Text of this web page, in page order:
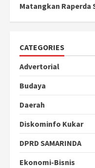
Matangkan Raperda
CATEGORIES
Advertorial
Budaya
Daerah
Diskominfo Kukar
DPRD SAMARINDA
Ekonomi-Bisnis